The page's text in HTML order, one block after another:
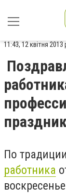
11:43, 12 квітня 2013
По традиции
работника